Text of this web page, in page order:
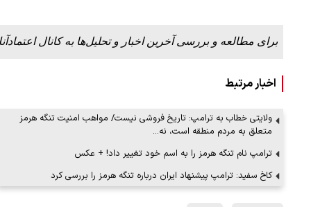
برای مطالعه و بررسی آخرین اخبار و تحلیل‌ها به کانال
اخبار مرتبط
ولایتی خطاب به ترامپ: تاریخ فروشی نیست/ مواهب امنیت تنگه هرمز
متعلق به مردم منطقه است، نه…
ترامپ نام تنگه هرمز را به اسم خود تغییر داد! + عکس
کاخ سفید: ترامپ پیشنهاد ایران درباره تنگه هرمز را بررسی کرد